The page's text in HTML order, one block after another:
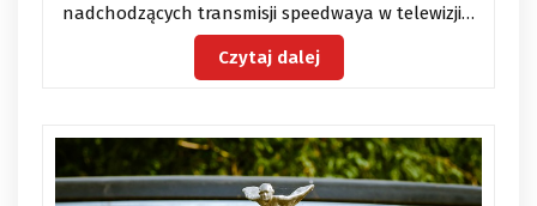
nadchodzących transmisji speedwaya w telewizji…
Czytaj dalej